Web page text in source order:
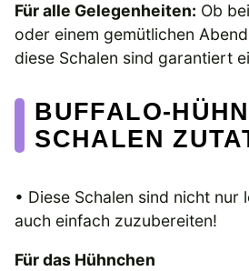
Für alle Gelegenheiten: Ob
oder einem gemütlichen
diese Schalen sind garantiert
BUFFALO-
SCHALEN
• Diese Schalen sind nicht nur
auch einfach zuzubereiten!
Für das Hühnchen